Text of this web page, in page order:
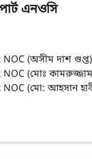
এনওসি
(অসীম দাশ গুপ্ত)
(মোঃ
(মো: আহসান